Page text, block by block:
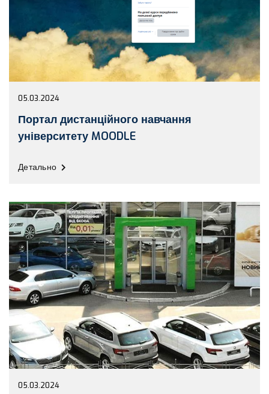
05.03.2024
Портал дистанційного навчання
університету MOODLE
Детально
05.03.2024